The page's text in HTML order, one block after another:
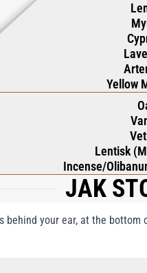
Yellow
Lentisk
Incense/
JAK
behind your ear, at the